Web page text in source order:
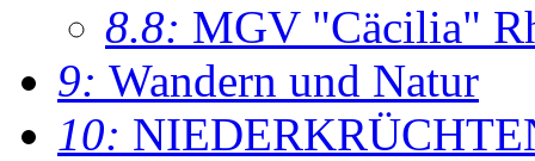
8.8: MGV "Cäcilia"
9: Wandern und Natur
10: